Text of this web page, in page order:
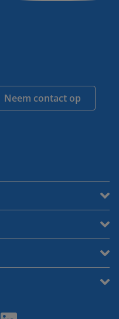
Neem contact op